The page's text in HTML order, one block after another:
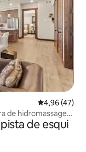
4,96 de uma
4,96 (47)
de hidromassagem
de esqui